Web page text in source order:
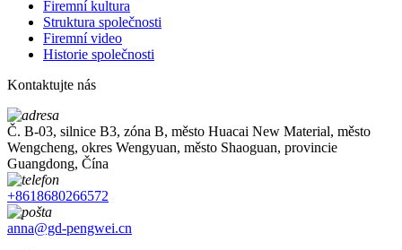
Firemní kultura
Struktura společnosti
Firemní video
Historie společnosti
Kontaktujte nás
Č. B-03, silnice B3, zóna B, město Huacai New Material, město
Wengcheng, okres Wengyuan, město Shaoguan, provincie
Guangdong, Čína
+8618680266572
anna@gd-pengwei.cn